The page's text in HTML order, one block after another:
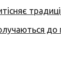
до